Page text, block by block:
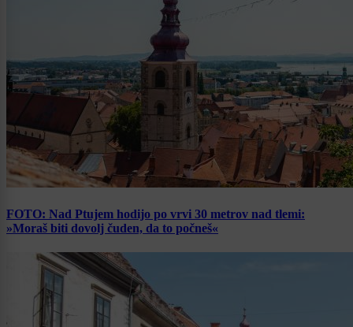
FOTO: Nad Ptujem hodijo po vrvi 30 metrov nad tlemi:
»Moraš biti dovolj čuden, da to počneš«